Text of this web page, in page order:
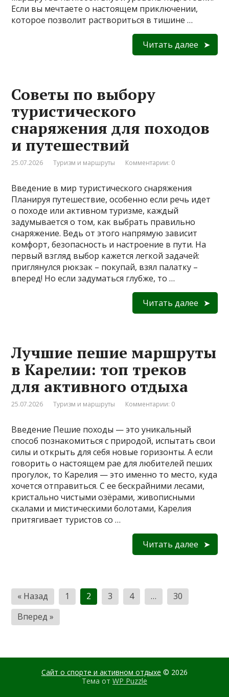
Если вы мечтаете о настоящем приключении,
которое позволит раствориться в тишине …
Читать далее
Советы по выбору
туристического
снаряжения для походов
и путешествий
25.07.2026 Туризм и маршруты Комментарии: 0
Введение в мир туристического снаряжения
Планируя путешествие, особенно если речь идет
о походе или активном туризме, каждый
задумывается о том, как выбрать правильно
снаряжение. Ведь от этого напрямую зависит
комфорт, безопасность и настроение в пути. На
первый взгляд выбор кажется легкой задачей:
приглянулся рюкзак – покупай, взял палатку –
вперед! Но если задуматься глубже, то …
Читать далее
Лучшие пешие маршруты
в Карелии: топ треков
для активного отдыха
25.07.2026 Туризм и маршруты Комментарии: 0
Введение Пешие походы — это уникальный
способ познакомиться с природой, испытать свои
силы и открыть для себя новые горизонты. А если
говорить о настоящем рае для любителей пеших
прогулок, то Карелия — это именно то место, куда
хочется отправиться. С ее бескрайними лесами,
кристально чистыми озёрами, живописными
скалами и мистическими болотами, Карелия
притягивает туристов со …
Читать далее
Пагинация
записей
« Назад 1 2 3 4 …
30
Вперед »
Сайт о спорте и активном отдыхе © 2026
Тема от WP Puzzle